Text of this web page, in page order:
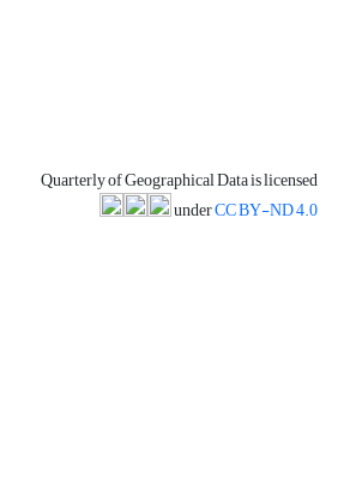
Quarterly of Geographical Data is licensed
underCC BY-ND 4.0